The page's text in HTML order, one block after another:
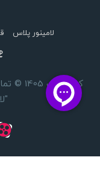
لامینور پلاس
کپی